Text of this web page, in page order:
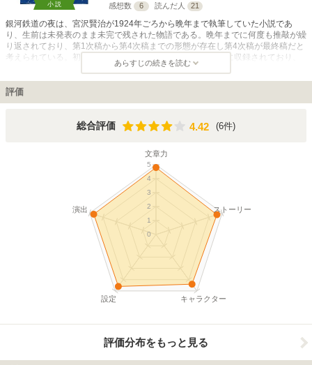
小説 感想数 6 読んだ人 21
銀河鉄道の夜は、宮沢賢治が1924年ごろから晩年まで執筆していた小説であ
り、生前は未発表のまま未完で残された物語である。晩年までに何度も推敲が繰
り返されており、第1次稿から第4次稿までの形態が存在し第4次稿が最終稿だと
考えられている。初出は1934年に刊行された文圃堂版全集に収録されており、
2015年時点では各出版社から単行本や文庫本、全集の一部として収録されるな
どの形で多数出版されている。 本作品は、孤立しがちな貧しい少年のジョバン
ニが、星祭の夜に親友のカンパネルラとともに不思議な銀河鉄道の旅を経験する
物語となっている。宮沢賢治独自の造語や文体が駆使され、四次元的宇宙観や宗
つともなっている。 これまでにアニメ映画や実写映画、ミュージカルや影絵
あらすじの続きを読む
評価
総合評価 4.42
4.42 (6件)
文章力
ストーリー
キャラクター
設定
演出
0
1
2
3
4
5
評価分布をもっと見る